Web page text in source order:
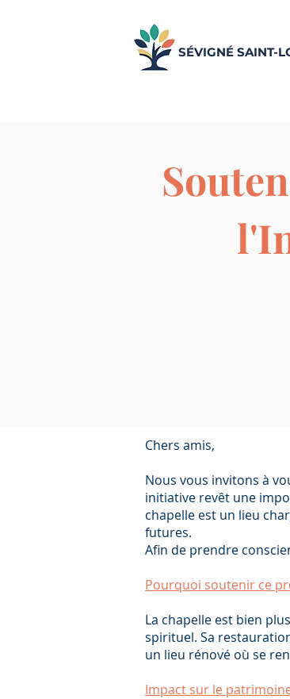
SÉVIGNÉ SAINT-
Chers amis,
Nous vous invitons à
initiative revêt une
chapelle est un lieu
futures.
Afin de prendre
Pourquoi soutenir ce
La chapelle est bien
spirituel. Sa
un lieu rénové où se
Impact sur le